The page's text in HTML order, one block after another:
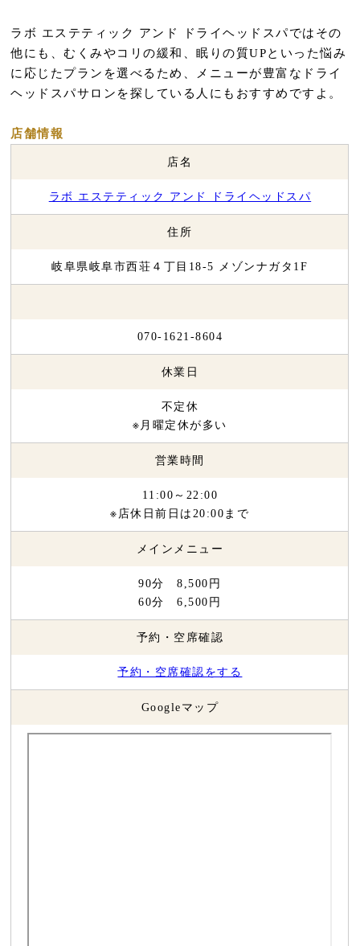
ラボ エステティック アンド ドライヘッドスパではその
他にも、むくみやコリの緩和、眠りの質UPといった悩み
に応じたプランを選べるため、メニューが豊富なドライ
ヘッドスパサロンを探している人にもおすすめですよ。
店舗情報
店名
ラボ エステティック アンド ドライヘッドスパ
住所
岐阜県岐阜市西荘４丁目18-5 メゾンナガタ1F
070-1621-8604
休業日
不定休
※月曜定休が多い
営業時間
11:00～22:00
※店休日前日は20:00まで
メインメニュー
90分 8,500円
60分 6,500円
予約・空席確認
予約・空席確認をする
Googleマップ